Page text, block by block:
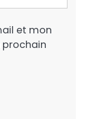
et mon